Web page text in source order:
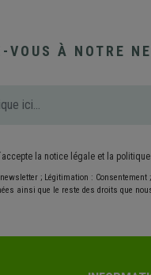
VOUS À NOTRE
la notice légale et la
; Légitimation :
ainsi que le reste des droits que